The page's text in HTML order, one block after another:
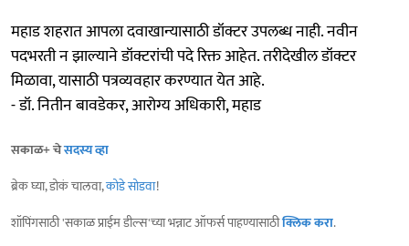
महाड शहरात आपला दवाखान्यासाठी डॉक्टर उपलब्ध नाही. नवीन
पदभरती न झाल्याने डॉक्टरांची पदे रिक्त आहेत. तरीदेखील डॉक्टर
मिळावा, यासाठी पत्रव्यवहार करण्यात येत आहे.
- डॉ. नितीन बावडेकर, आरोग्य अधिकारी, महाड
सकाळ+ चेसदस्य व्हा
ब्रेक घ्या, डोकं चालवा,कोडे सोडवा!
शॉपिंगसाठी 'सकाळ प्राईम डील्स'च्या भन्नाट ऑफर्स पाहण्यासाठीक्लिक करा.